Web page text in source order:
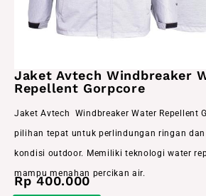
Jaket Avtech Windbreaker
Repellent Gorpcore
Jaket Avtech Windbreaker Water Repellent
pilihan tepat untuk perlindungan ringan
kondisi outdoor. Memiliki teknologi water
mampu menahan percikan air.
Rp 400.000